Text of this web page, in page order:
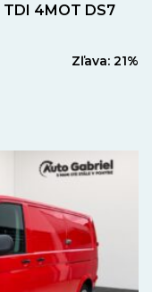
4MOT DS7
Zľava: 21%